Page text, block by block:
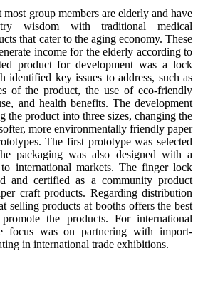
group members are elderly and have
wisdom with traditional medical
that cater to the aging economy. These
income for the elderly according to
product for development was a lock
identified key issues to address, such as
of the product, the use of eco-friendly
and health benefits. The development
the product into three sizes, changing the
more environmentally friendly paper
The first prototype was selected
packaging was also designed with a
international markets. The finger lock
and certified as a community product
craft products. Regarding distribution
selling products at booths offers the best
the products. For international
focus was on partnering with import-
in international trade exhibitions.